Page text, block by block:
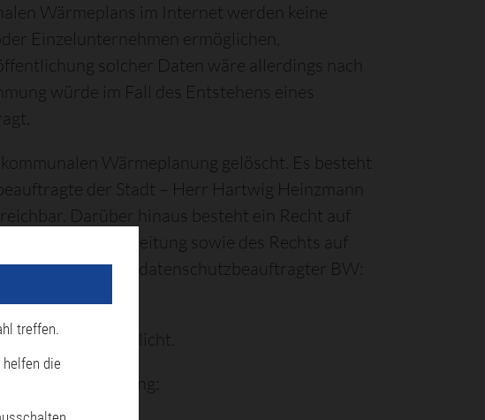
Wärmeplans im Internet werden keine
Einzelunternehmen ermöglichen,
solcher Daten wäre allerdings nach
würde im Fall des Entstehens eines
Wärmeplanung gelöscht. Es besteht
der Stadt – Herr Hartwig Heinzmann
Darüber hinaus besteht ein Recht auf
die Verarbeitung sowie des Rechts auf
Landesdatenschutzbeauftragter BW:
veröffentlicht.
zu Verfügung:
treffen.
die